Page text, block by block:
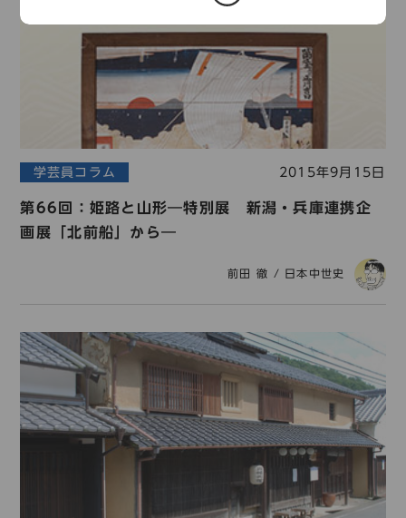
学芸員コラム 2015年9月15日
第66回：姫路と山形―特別展 新潟・兵庫連携企
画展「北前船」から―
前田 徹 / 日本中世史